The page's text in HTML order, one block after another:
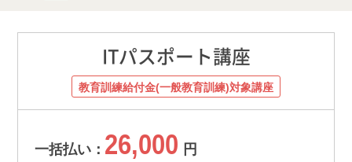
ITパスポート講座
教育訓練給付金(一般教育訓練)対象講座
一括払い：26,000 円